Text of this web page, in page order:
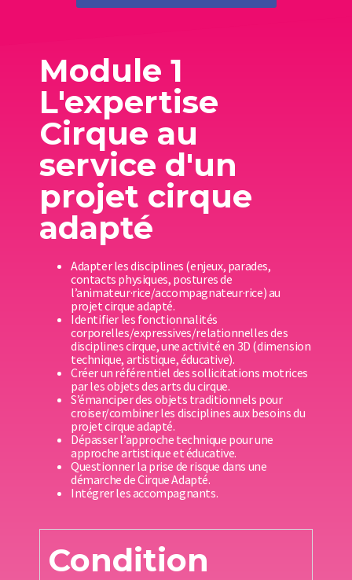
Module 1
L'expertise
Cirque au
service d'un
projet cirque
adapté
Adapter les disciplines (enjeux, parades,
contacts physiques, postures de
l’animateur·rice/accompagnateur·rice) au
projet cirque adapté.
Identifier les fonctionnalités
corporelles/expressives/relationnelles des
disciplines cirque, une activité en 3D (dimension
technique, artistique, éducative).
Créer un référentiel des sollicitations motrices
par les objets des arts du cirque.
S’émanciper des objets traditionnels pour
croiser/combiner les disciplines aux besoins du
projet cirque adapté.
Dépasser l’approche technique pour une
approche artistique et éducative.
Questionner la prise de risque dans une
démarche de Cirque Adapté.
Intégrer les accompagnants.
Condition